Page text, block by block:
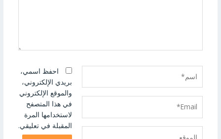
احفظ اسمي،
بريدي الإلكتروني،
والموقع الإلكتروني
في هذا المتصفح
لاستخدامها المرة
المقبلة في تعليقي.